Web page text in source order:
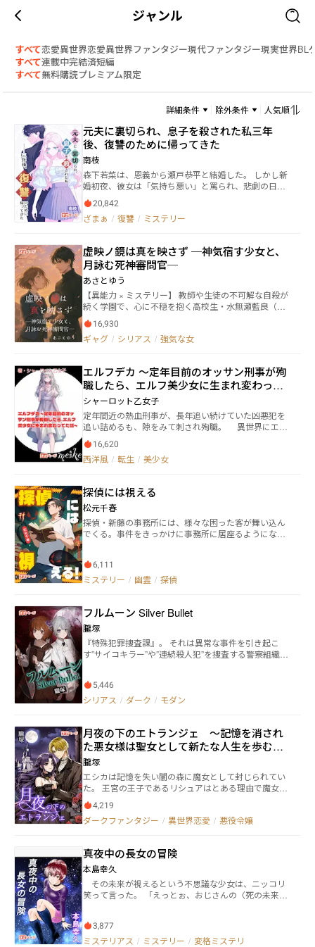
ジャンル
すべて恋愛異世界恋愛異世界ファンタジー現代ファンタジー現実世界BL
すべて連載中完結済短編
すべて無料購読プレミアム限定
詳細条件 除外条件 人気順
元夫に裏切られ、息子を殺された私――三年
後、復讐のために帰ってきた
南枝
森下若菜は、恩義から瀬戸恭平と結婚した。 しかし新
婚初夜、彼女は「気持ち悪い」と罵られ、悲劇の日々
が始まる。 6年間、先天性心疾患の息子・流星を抱
え、必死に医療の道を探す若菜。 だが、夫の心は常に
妹・森下有希のもとにあった。 流星の6歳の誕生日、
し、胃がんの治療も放棄、ただただ息子を殺した犯人
を裁きたい。 それすらも叶わなかった。流星を轢いた
運転手が簡単に仮釈放されてしまう。 真相は――流星の死
は、森下家が邪魔者を排除するために仕組んだものだ
ったのだ。 三年後、若菜は帰ってきた。今度は、全て
の人に、この世に生まれたことを後悔する刻が訪れる――
20,842
ざまぁ / 復讐 / ミステリー
虚映ノ鏡は真を映さず ─神気宿す少女と、
月詠む死神審問官─
あさとゆう
【異能力 × ミステリー】 教師や生徒の不可解な自殺が
続く学園で、心に不穏を抱く高校生・水無瀬藍良（み
なせ・あいら）。 そんな彼女の前に転校生として現れ
たのは、塩顔イケメンの白月千景（しらつき・ちか
げ）――だがその正体は、罪を犯した死神を裁く“死神審問
の皮を被り、学園に潜む異端の死神だった。 そんな黒
標対象を見つける鍵は、藍良の寺にあるという《虚映
ノ鏡（きょえいのかがみ）》。 だが、その鏡の存在
が、新たな謎を呼び起こすことに──。 藍良と千景
は、“黒標対象ユエ”に辿り着くことができるのか？ 神
の力と月の詠唱が交差するとき、 「真実」と「命」を
賭けた、審判の夜が幕を開ける――。 ―登場人物— ・水無
瀬藍良（みなせ・あいら） 本作の主人公。高校3年
生。寺の娘で勝気な性格。 不可解な事件の渦中に巻き
生として学園に現れた塩顔イケメン。 その正体は、罪
を犯した死神を裁く「死神審問官」。藍良にベタ惚れ
中。 ・タマオ 死神界から旅行に来た、しゃべる「神
蛇」。 居心地の良さから藍良の家に棲みついた。好物
は出し巻き卵。 ・ユエ “堕ちた死神”＝黒標対象。ある
かり者でよき理解者。 ・水無瀬慈玄（みなせ・じげ
ん） 藍良の父。寺の住職。穏やかで人当たりの良い性
格。 千景ともなぜか意気投合する。 ・藤堂翔真（とう
は、藍良たちに不審な行動を目撃されていて…？
16,930
ギャグ / シリアス / 強気な女
エルフデカ ～定年目前のオッサン刑事が殉
職したら、エルフ美少女に生まれ変わって
た話～
シャーロット乙女子
定年間近の熱血刑事が、長年追い続けていた凶悪犯を
追い詰めるも、隙をみて刺され殉職。 異世界にエル
フの美少女として転生し、行く先々で遭遇する様々な
出来事を警察官の知識や経験を生かして解決する。
また、異世界には純粋な警察組織が存在しないため、
16,620
西洋風 / 転生 / 美少女
探偵には視える
松元千春
探偵・新藤の事務所には、様々な困った客が舞い込ん
でくる。事件をきっかけに事務所に居座るようになっ
が、彼らには『幽霊が視える』という共通点があっ
た。「人や魂がこの世に残るには、必ず理由があるん
た妻と子供は、数年前に突然目の前から消えた。その
痕跡を辿るように、新藤は今日も事件と向き合ってい
るのだ。この世のものではない何か、をつなぎ合わせ
た先に待つのは、果たしてどんな結果なのか……。
6,111
ミステリー / 幽霊 / 探偵
フルムーン Silver Bullet
朧塚
『特殊犯罪捜査課』。 それは異常な事件を引き起こ
す”サイコキラー”や”連続殺人犯”を捜査する警察組織だ
人々に牙をむける。 拳銃使いの少年・牙口令谷(きばぐ
ち れいや)は彼らを”狼男”と呼ぶ。 令谷はある時、黒
常な殺人犯達と戦う、少年少女の物語。 ※本作品には
グロテスクな描写が数多く入っております。苦手な方
はご注意ください。 残酷なだけでなく人間の繊細な感
情を表現していきたいと思っています。
5,446
シリアス / ダーク / モダン
月夜の下のエトランジェ ～記憶を消され
た悪女様は聖女として新たな人生を歩むべ
く世界中を旅します。～
朧塚
エシカは記憶を失い闇の森に魔女として封じられてい
た。 王宮の王子であるリシュアはとある理由で魔女エ
シカのいる闇の森へと向かう。 そして二人は出会い、
リシュアは広い世界中を見る事を望み、エシカは自ら
の過去の罪を償うべく 世界各地で出会った者達を助け
筈の過去の記憶に苛まれ続けるエシカ。 エシカを支え
続ける王子リシュア。二人の「逃避行劇」は続く。 こ
れは。 「ゴシック」「耽美」の世界観が好きな乙女達
に送る。 冒険と贖罪の恋愛譚。ゴシックロマンス。ダ
ークファンタジー。
4,219
ダークファンタジー / 異世界恋愛 / 悪役令嬢
真夜中の長女の冒険
本島幸久
その未来が視えるという不思議な少女は、ニッコリ
笑って言った。 「えっとぉ、おじさんの〈死の未来〉
ざる手に抗うしかない。しかしその状況は悪化の一途
を辿り…… かつて週刊少年マガジンに連載されてい
3,877
ミステリアス / ミステリー / 変格ミステリ